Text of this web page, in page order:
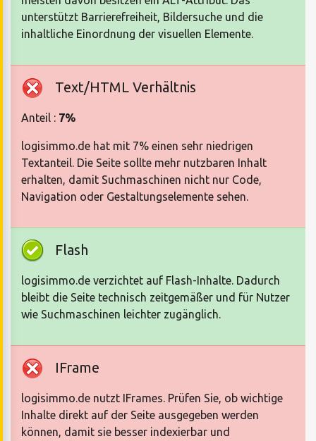
unterstützt Barrierefreiheit, Bildersuche und die
inhaltliche Einordnung der visuellen Elemente.
Text/HTML Verhältnis
Anteil : 7%
logisimmo.de hat mit 7% einen sehr niedrigen
Textanteil. Die Seite sollte mehr nutzbaren Inhalt
erhalten, damit Suchmaschinen nicht nur Code,
Navigation oder Gestaltungselemente sehen.
Flash
logisimmo.de verzichtet auf Flash-Inhalte. Dadurch
bleibt die Seite technisch zeitgemäßer und für Nutzer
wie Suchmaschinen leichter zugänglich.
IFrame
logisimmo.de nutzt IFrames. Prüfen Sie, ob wichtige
Inhalte direkt auf der Seite ausgegeben werden
können, damit sie besser indexierbar und